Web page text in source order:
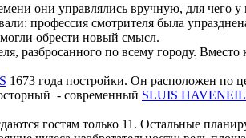
они управлялись вручную, для чего у
профессия смотрителя была
обрести новый смысл.
разбросанного по всему городу. Вместо
1673 года постройки. Он расположен по
- современный SLUIS
гостям только 11. Остальные